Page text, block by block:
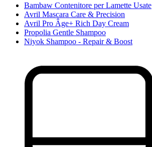
Bambaw Contenitore per Lamette Usate
Avril Mascara Care & Precision
Avril Pro Âge+ Rich Day Cream
Propolia Gentle Shampoo
Niyok Shampoo - Repair & Boost